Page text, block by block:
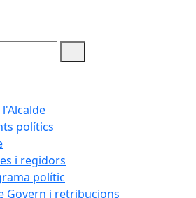
polítics
i regidors
polític
Govern i retribucions